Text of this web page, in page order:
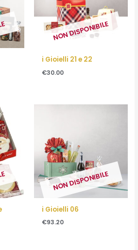
NON DISPONIBILE
i Gioielli 21 e 22
€30.00
NON DISPONIBILE
i Gioielli 06
€93.20